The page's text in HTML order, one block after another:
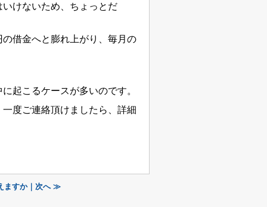
けないため、ちょっとだ
借金へと膨れ上がり、毎月の
起こるケースが多いのです。
度ご連絡頂けましたら、詳細
ますか｜次へ ≫